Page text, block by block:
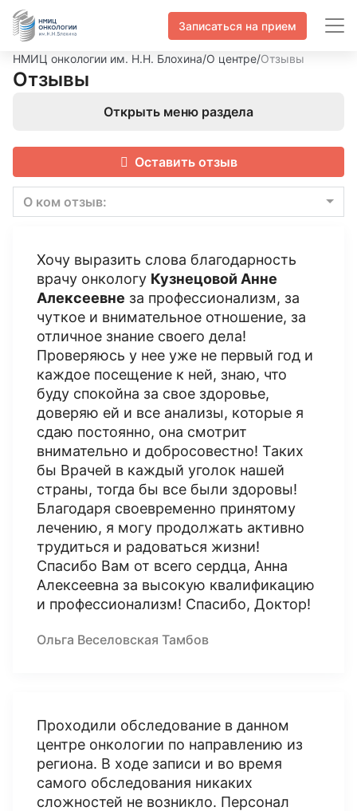
Записаться на прием
НМИЦ онкологии им. Н.Н. Блохина/О центре/Отзывы
Отзывы
Открыть меню раздела
Оставить отзыв
О ком отзыв:
Хочу выразить слова благодарность
врачу онкологу Кузнецовой Анне
Алексеевне за профессионализм, за
чуткое и внимательное отношение, за
отличное знание своего дела!
Проверяюсь у нее уже не первый год и
каждое посещение к ней, знаю, что
буду спокойна за свое здоровье,
доверяю ей и все анализы, которые я
сдаю постоянно, она смотрит
внимательно и добросовестно! Таких
бы Врачей в каждый уголок нашей
страны, тогда бы все были здоровы!
Благодаря своевременно принятому
лечению, я могу продолжать активно
трудиться и радоваться жизни!
Спасибо Вам от всего сердца, Анна
Алексеевна за высокую квалификацию
и профессионализм! Спасибо, Доктор!
Ольга Веселовская Тамбов
Проходили обследование в данном
центре онкологии по направлению из
региона. В ходе записи и во время
самого обследования никаких
сложностей не возникло. Персонал